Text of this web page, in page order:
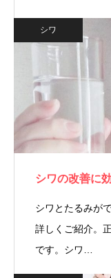
シワ
シワの改善に
シワとたるみが
詳しくご紹介。
です。シワ…